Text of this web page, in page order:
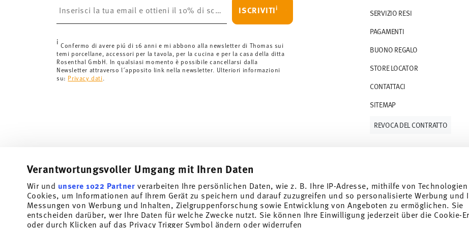
Verantwortungsvoller Umgang mit Ihren Daten
Wir und unsere 1022 Partner verarbeiten Ihre persönlichen Daten, wie z. B. Ihre IP-Adresse, mithilfe von
Cookies, um Informationen auf Ihrem Gerät zu speichern und darauf zuzugreifen und so personalisierte Werbung und
Messungen von Werbung und Inhalten, Zielgruppenforschung sowie Entwicklung von Angeboten zu ermöglichen. Sie
entscheiden darüber, wer Ihre Daten für welche Zwecke nutzt. Sie können Ihre Einwilligung jederzeit über die Cookie-
oder durch Klicken auf das Privacy Trigger Symbol ändern oder widerrufen
è gratuita.
Svizzera:Le spedizioni in Svizzera sono gratuite per ordini a partire da 69,90 CHF. Per ordini
Tempi di spedizione in Italia:5-7 giorni lavorativi per gli articoli in stock. Puoi visualizzare i tempi
di consegna per altri paesiqui.
Fornitore del servizio di spedizione:Spediamo con UPS (consegna standard) in Italia.
TracciabilitàRiceverete un codice di tracciamento via e-mail non appena il vostro pacco verrà
ISCRIVITIi
i Confermo di avere piú di 16 anni e mi abbono alla newsletter di Thomas sui
temi porcellane, accessori per la tavola, per la cucina e per la casa della ditta
Rosenthal GmbH. In qualsiasi momento è possibile cancellarsi dalla
Newsletter attraverso l´apposito link nella newsletter. Ulteriori informazioni
su: Privacy dati
SERVIZIO RESI
PAGAMENTI
BUONO REGALO
STORE LOCATOR
CONTATTACI
SITEMAP
REVOCA DEL CONTRATTO